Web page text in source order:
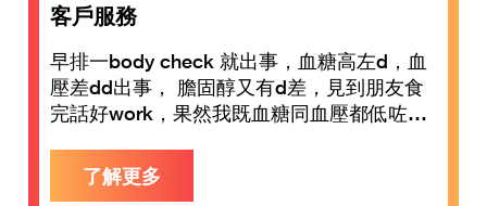
客戶服務
早排一body check 就出事，血糖高左d，血
壓差dd出事， 膽固醇又有d差，見到朋友食
完話好work，果然我既血糖同血壓都低咗…
了解更多